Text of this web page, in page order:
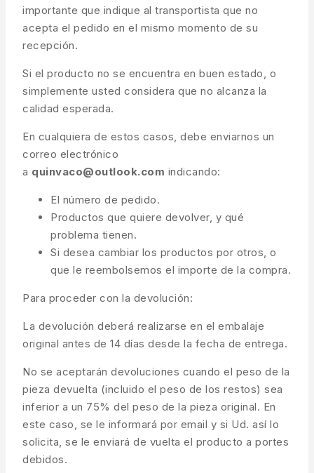
importante que indique al transportista que no
acepta el pedido en el mismo momento de su
recepción.
Si el producto no se encuentra en buen estado, o
simplemente usted considera que no alcanza la
calidad esperada.
En cualquiera de estos casos, debe enviarnos un
correo electrónico
a quinvaco@outlook.com indicando:
El número de pedido.
Productos que quiere devolver, y qué
problema tienen.
Si desea cambiar los productos por otros, o
que le reembolsemos el importe de la compra.
Para proceder con la devolución:
La devolución deberá realizarse en el embalaje
original antes de 14 días desde la fecha de entrega.
No se aceptarán devoluciones cuando el peso de la
pieza devuelta (incluido el peso de los restos) sea
inferior a un 75% del peso de la pieza original. En
este caso, se le informará por email y si Ud. así lo
solicita, se le enviará de vuelta el producto a portes
debidos.